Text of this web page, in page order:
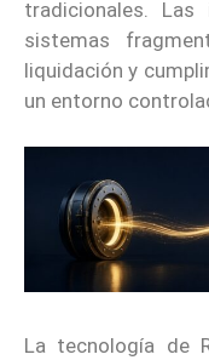
tradicionales.
sistemas
liquidación y
un entorno
La tecnología de